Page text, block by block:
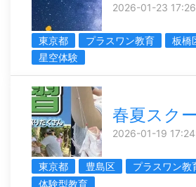
2026-01-23
東京都 プラスワン教育 板橋
星空体験
春夏スク
2026-01-19
東京都 豊島区 プラスワン教
体験型教育